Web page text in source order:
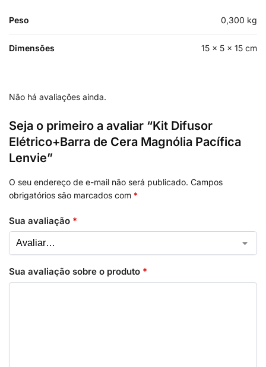
Peso 0,300 kg
Dimensões 15 × 5 × 15 cm
Não há avaliações ainda.
Seja o primeiro a avaliar “Kit Difusor
Elétrico+Barra de Cera Magnólia Pacífica
Lenvie”
O seu endereço de e-mail não será publicado. Campos
obrigatórios são marcados com *
Sua avaliação *
Sua avaliação sobre o produto *